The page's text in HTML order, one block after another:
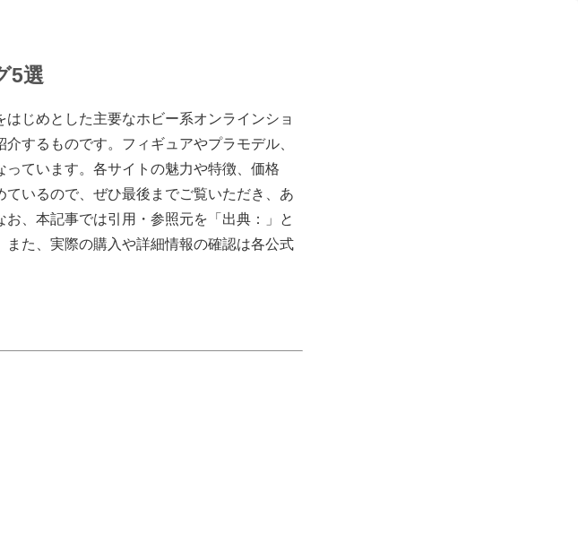
5選
じめとした主要なホビー系オンラインショ
するものです。フィギュアやプラモデル、
ています。各サイトの魅力や特徴、価格
いるので、ぜひ最後までご覧いただき、あ
、本記事では引用・参照元を「出典：」と
た、実際の購入や詳細情報の確認は各公式